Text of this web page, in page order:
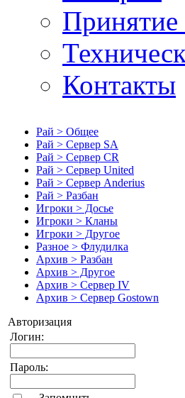
Принятие
Контакты
Рай > Общее
Рай > Сервер SA
Рай > Сервер CR
Рай > Сервер United
Рай > Сервер Anderius
Рай > Разбан
Игроки > Досье
Игроки > Кланы
Игроки > Другое
Разное > Флудилка
Архив > Разбан
Архив > Другое
Архив > Сервер IV
Архив > Сервер Gostown
Авторизация
Логин:
Пароль: